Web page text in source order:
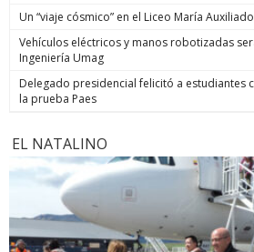
Un “viaje cósmico” en el Liceo María
Vehículos eléctricos y manos robotizadas
Ingeniería Umag
Delegado presidencial felicitó a estudiantes
la prueba Paes
EL NATALINO